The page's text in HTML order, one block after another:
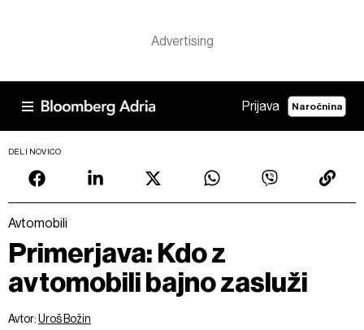
Prijava Naročnina
DELI NOVICO
Avtomobili
Primerjava: Kdo z
avtomobili bajno zasluži
Avtor:Uroš Božin